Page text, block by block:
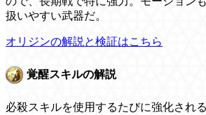
扱いやすい武器だ。
オリジンの解説と検証はこちら
覚醒スキルの解説
必殺スキルを使用するたびに強化され